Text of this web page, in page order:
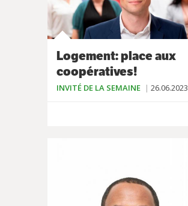
Logement: place aux
coopératives!
INVITÉ DE LA SEMAINE 26.06.2023